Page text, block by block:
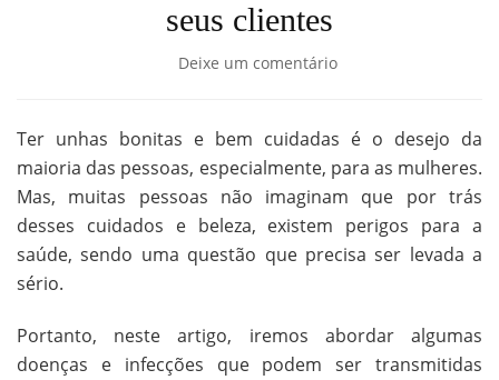
seus clientes
Deixe um comentário
Ter unhas bonitas e bem cuidadas é o desejo da
maioria das pessoas, especialmente, para as mulheres.
Mas, muitas pessoas não imaginam que por trás
desses cuidados e beleza, existem perigos para a
saúde, sendo uma questão que precisa ser levada a
sério.
Portanto, neste artigo, iremos abordar algumas
doenças e infecções que podem ser transmitidas